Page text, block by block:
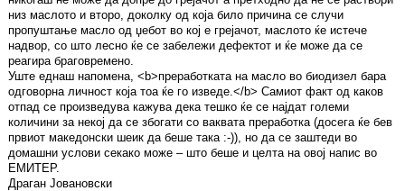
низ маслото и второ, доколку од која било причина се случи
пропуштање масло од џебот во кој е грејачот, маслото ќе истече
надвор, со што лесно ќе се забележи дефектот и ќе може да се
реагира браговремено.
Уште еднаш напомена, <b>преработката на масло во биодизел бара
одговорна личност која тоа ќе го изведе.</b> Самиот факт од каков
отпад се произведува кажува дека тешко ќе се најдат големи
количини за некој да се збогати со ваквата преработка (досега ќе бев
првиот македонски шеик да беше така :-)), но да се заштеди во
домашни услови секако може – што беше и целта на овој напис во
ЕМИТЕР.
Драган Јовановски